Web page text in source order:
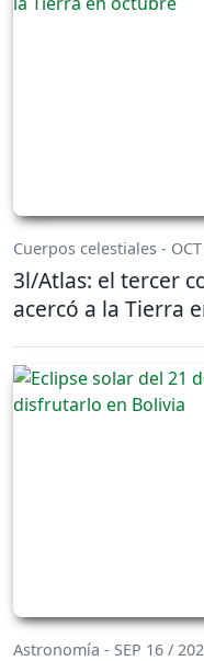
Cuerpos celestiales -
3l/Atlas: el tercer
acercó a la Tierra
Astronomía - SEP 16 /